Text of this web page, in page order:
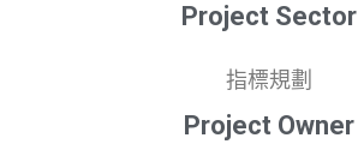
Project Sector
指標規劃
Project Owner